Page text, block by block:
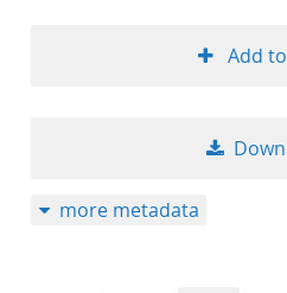
Add
more metadata